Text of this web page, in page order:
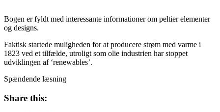
Bogen er fyldt med interessante informationer om peltier elementer
og designs.
Faktisk startede muligheden for at producere strøm med varme i
1823 ved et tilfælde, utroligt som olie industrien har stoppet
udviklingen af ‘renewables’.
Spændende læsning
Share this: